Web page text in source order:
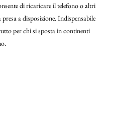
di ricaricare il telefono o altri
a disposizione. Indispensabile
per chi si sposta in continenti